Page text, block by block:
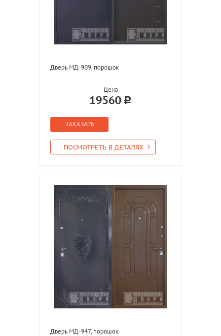
Дверь МД-909, порошок
Цена
19560
ЗАКАЗАТЬ
ПОСМОТРЕТЬ В ДЕТАЛЯХ
Дверь МД-947, порошок